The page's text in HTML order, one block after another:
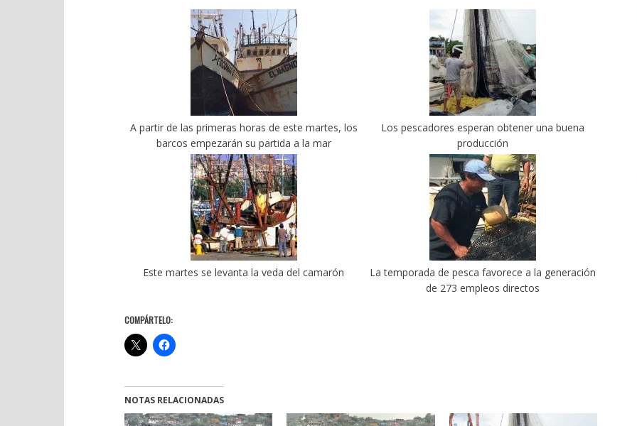
A partir de las primeras horas de este martes, los
barcos empezarán su partida a la mar
Los pescadores esperan obtener una buena
producción
Este martes se levanta la veda del camarón
La temporada de pesca favorece a la generación
de 273 empleos directos
COMPÁRTELO:
NOTAS RELACIONADAS